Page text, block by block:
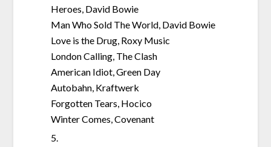
Heroes, David Bowie
Man Who Sold The World, David Bowie
Love is the Drug, Roxy Music
London Calling, The Clash
American Idiot, Green Day
Autobahn, Kraftwerk
Forgotten Tears, Hocico
Winter Comes, Covenant
5.